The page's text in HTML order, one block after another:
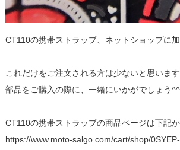
CT110の携帯ストラップ、ネットショップに
これだけをご注文される方は少ないと思いま
部品をご購入の際に、一緒にいかがでしょう^^
CT110の携帯ストラップの商品ページは下記
https://www.moto-salgo.com/cart/shop/